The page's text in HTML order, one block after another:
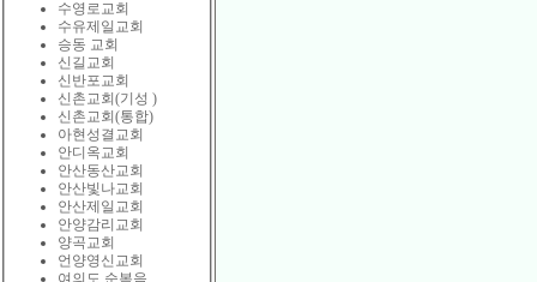
수영로교회
수유제일교회
승동 교회
신길교회
신반포교회
신촌교회(기성 )
신촌교회(통합)
아현성결교회
안디옥교회
안산동산교회
안산빛나교회
안산제일교회
안양감리교회
양곡교회
언양영신교회
여의도 순복음